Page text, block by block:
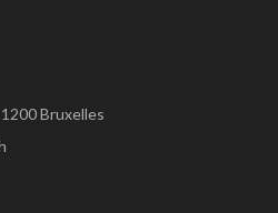
Bruxelles